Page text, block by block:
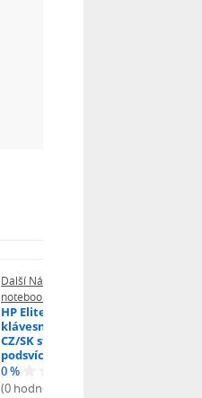
Další Náhradní klávesnice pro
notebooky
HP EliteBook 840 G6
klávesnice na notebook
CZ/SK stříbrný rámeček,
podsvícená, Trackpoint
0 %
(0 hodnocení)